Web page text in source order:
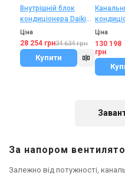
Внутрішній блок
кондиціонера Daikin
FDXM35F
Ціна
28 254 грн34 634 грн
Купити
SEZ-
M50VA
Ціна
130 198
грн
За напором
Залежно від потужності,